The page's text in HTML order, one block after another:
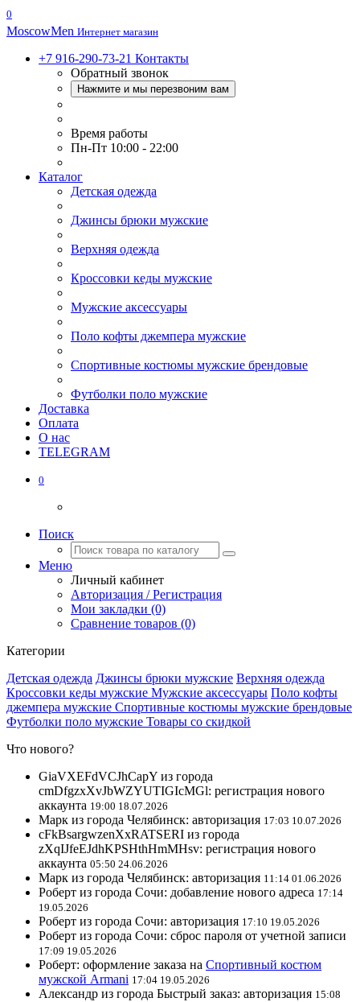
0
MoscowMen Интернет магазин
+7 916-290-73-21 Контакты
Обратный звонок
Нажмите и мы перезвоним вам
Время работы
Пн-Пт 10:00 - 22:00
Каталог
Детская одежда
Джинсы брюки мужские
Верхняя одежда
Кроссовки кеды мужские
Мужские аксессуары
Поло кофты джемпера мужские
Спортивные костюмы мужские брендовые
Футболки поло мужские
Доставка
Оплата
О нас
TELEGRAM
0
Поиск
Меню
Личный кабинет
Авторизация / Регистрация
Мои закладки (0)
Сравнение товаров (0)
Категории
Детская одежда Джинсы брюки мужские Верхняя одежда
Кроссовки кеды мужские Мужские аксессуары Поло кофты
джемпера мужские Спортивные костюмы мужские брендовые
Футболки поло мужские Товары со скидкой
Что нового?
GiaVXEFdVCJhCapY из города
cmDfgzxXvJbWZYUTIGIcMGl: регистрация нового
аккаунта 19:00 18.07.2026
Марк из города Челябинск: авторизация 17:03 10.07.2026
cFkBsargwzenXxRATSERI из города
zXqIJfeEJdhKPSHthHmMHsv: регистрация нового
аккаунта 05:50 24.06.2026
Марк из города Челябинск: авторизация 11:14 01.06.2026
Роберт из города Сочи: добавление нового адреса 17:14
19.05.2026
Роберт из города Сочи: авторизация 17:10 19.05.2026
Роберт из города Сочи: сброс пароля от учетной записи
17:09 19.05.2026
Роберт: оформление заказа на Спортивный костюм
мужской Armani 17:04 19.05.2026
Александр из города Быстрый заказ: авторизация 15:08